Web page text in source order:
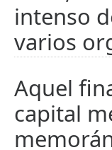
intenso
varios
Aquel
capital